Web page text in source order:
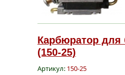
Карбюратор для
(150-25)
Артикул: 150-25